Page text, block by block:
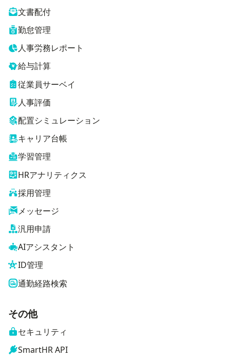
文書配付
勤怠管理
人事労務レポート
給与計算
従業員サーベイ
人事評価
配置シミュレーション
キャリア台帳
学習管理
HRアナリティクス
採用管理
メッセージ
汎用申請
AIアシスタント
ID管理
通勤経路検索
その他
セキュリティ
SmartHR API